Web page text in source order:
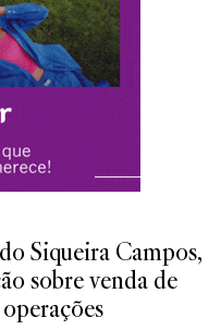
Siqueira Campos,
sobre venda de